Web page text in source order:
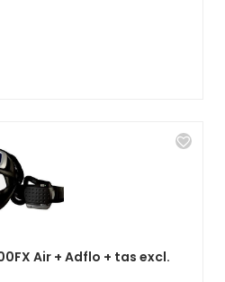
Air + Adflo + tas excl.